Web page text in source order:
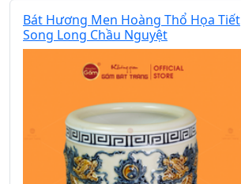
Bát Hương Men Hoàng Thổ Họa Tiết
Song Long Chầu Nguyệt